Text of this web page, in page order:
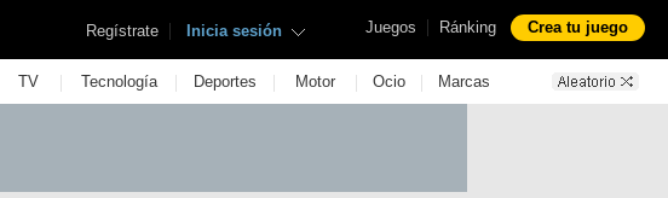
Juegos | Ránking Crea tu juego
Regístrate | Inicia sesión
TV | Tecnología | Deportes | Motor | Ocio | Marcas